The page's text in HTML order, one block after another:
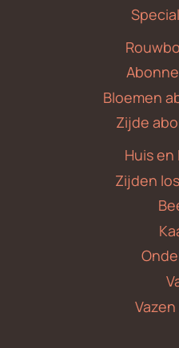
Bloemen
Zijde
Huis
Zijden